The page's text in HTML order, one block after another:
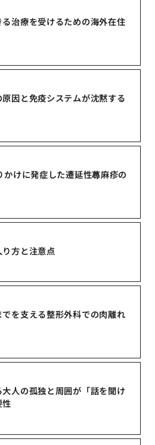
治療を受けるための海外在住
因と免疫システムが沈黙する
けに発症した遷延性蕁麻疹の
方と注意点
を支える整形外科での肉離れ
人の孤独と周囲が「話を聞け